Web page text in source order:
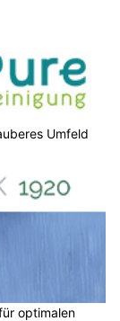
Umfeld
optimalen